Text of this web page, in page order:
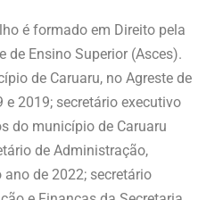
é formado em Direito pela
de Ensino Superior (Asces).
de Caruaru, no Agreste de
e 2019; secretário executivo
do município de Caruaru
de Administração,
de 2022; secretário